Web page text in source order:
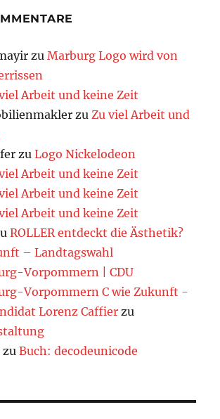
zu Marburg Logo wird von
Arbeit und keine Zeit
zu Zu viel Arbeit und
zuLogo Nickelodeon
Arbeit und keine Zeit
Arbeit und keine Zeit
Arbeit und keine Zeit
ROLLER entdeckt die Ästhetik?
– Landtagswahl
Vorpommern | CDU
Vorpommern C wie Zukunft -
Lorenz Caffier zu
zuBuch: decodeunicode